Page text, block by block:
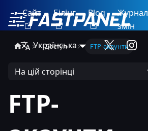
Сайт Білінг Blog
Журнал
змін
Українська
Доступ FTP-акаунти
На цій сторінці
FTP-